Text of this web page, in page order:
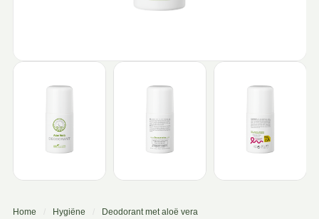
Home Hygiëne Deodorant met aloë vera